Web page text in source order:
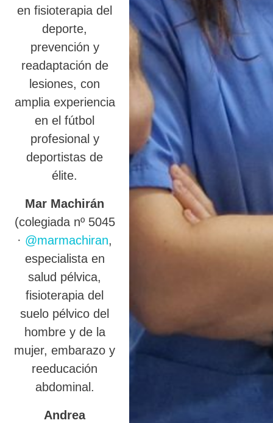
en fisioterapia del
deporte,
prevención y
readaptación de
lesiones, con
amplia experiencia
en el fútbol
profesional y
deportistas de
élite.
Mar Machirán
(colegiada nº 5045
· @marmachiran,
especialista en
salud pélvica,
fisioterapia del
suelo pélvico del
hombre y de la
mujer, embarazo y
reeducación
abdominal.
Andrea